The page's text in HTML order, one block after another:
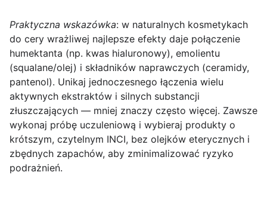
Praktyczna wskazówka: w naturalnych kosmetykach
do cery wrażliwej najlepsze efekty daje połączenie
humektanta (np. kwas hialuronowy), emolientu
(squalane/olej) i składników naprawczych (ceramidy,
pantenol). Unikaj jednoczesnego łączenia wielu
aktywnych ekstraktów i silnych substancji
złuszczających — mniej znaczy często więcej. Zawsze
wykonaj próbę uczuleniową i wybieraj produkty o
krótszym, czytelnym INCI, bez olejków eterycznych i
zbędnych zapachów, aby zminimalizować ryzyko
podrażnień.